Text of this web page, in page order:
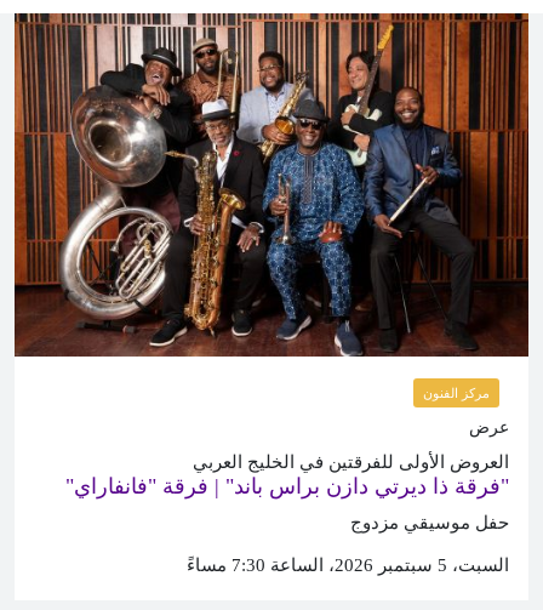
مركز الفنون
عرض
العروض الأولى للفرقتين في الخليج العربي
"فرقة ذا ديرتي دازن براس باند" | فرقة "فانفاراي"
حفل موسيقي مزدوج
السبت، 5 سبتمبر 2026، الساعة 7:30 مساءً